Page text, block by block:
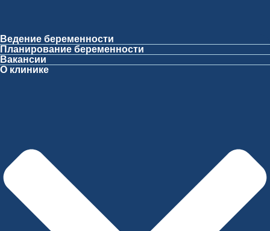
Ведение беременности
Планирование беременности
Вакансии
О клинике